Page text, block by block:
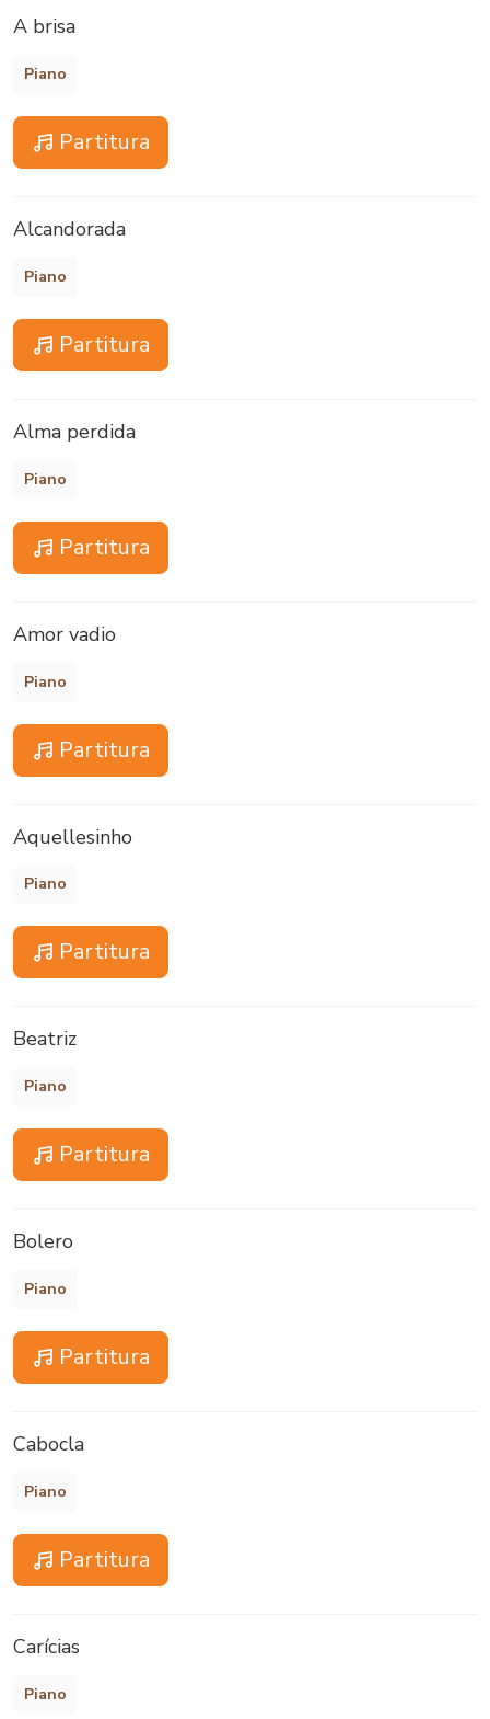
A brisa
Piano
Partitura
Alcandorada
Piano
Partitura
Alma perdida
Piano
Partitura
Amor vadio
Piano
Partitura
Aquellesinho
Piano
Partitura
Beatriz
Piano
Partitura
Bolero
Piano
Partitura
Cabocla
Piano
Partitura
Carícias
Piano